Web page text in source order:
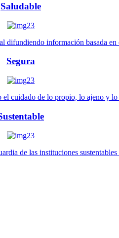
Saludable
difundiendo información basada
Segura
cuidado de lo propio, lo ajeno y
de las instituciones sustentables